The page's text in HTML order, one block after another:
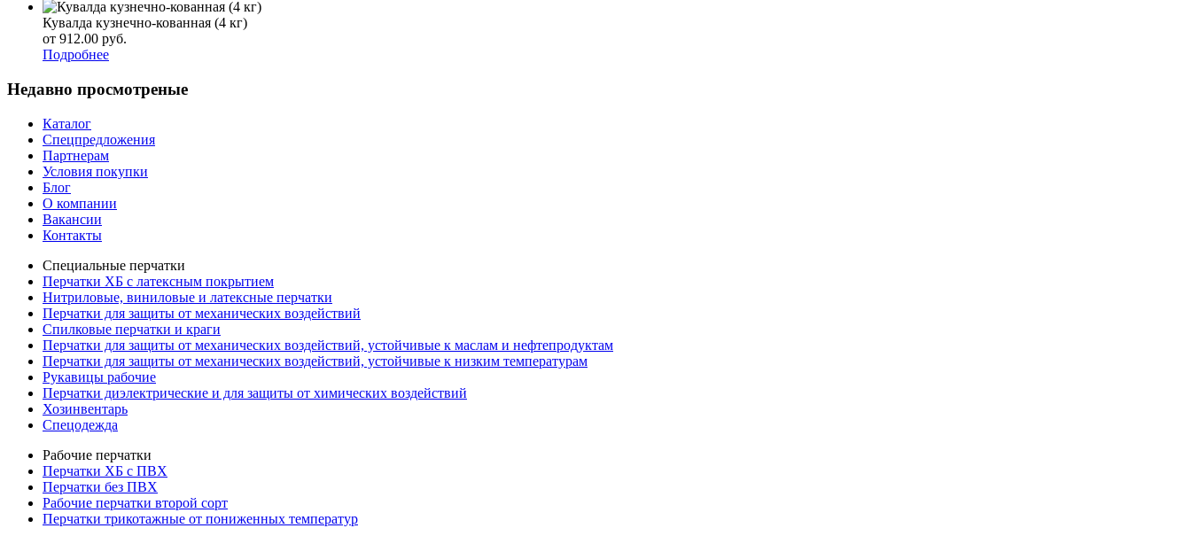
Кувалда кузнечно-кованная (4 кг)
от 912.00 руб.
Подробнее
Недавно просмотреные
Каталог
Спецпредложения
Партнерам
Условия покупки
Блог
О компании
Вакансии
Контакты
Специальные перчатки
Перчатки ХБ с латексным покрытием
Нитриловые, виниловые и латексные перчатки
Перчатки для защиты от механических воздействий
Cпилковые перчатки и краги
Перчатки для защиты от механических воздействий, устойчивые к маслам и нефтепродуктам
Перчатки для защиты от механических воздействий, устойчивые к низким температурам
Рукавицы рабочие
Перчатки диэлектрические и для защиты от химических воздействий
Хозинвентарь
Спецодежда
Рабочие перчатки
Перчатки ХБ с ПВХ
Перчатки без ПВХ
Рабочие перчатки второй сорт
Перчатки трикотажные от пониженных температур